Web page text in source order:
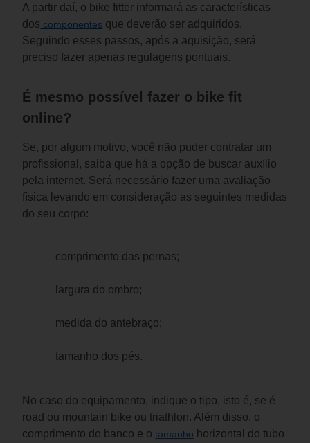
A partir daí, o bike fitter informará as características
dos componentes que deverão ser adquiridos.
Seguindo esses passos, após a aquisição, será
preciso fazer apenas regulagens pontuais.
É mesmo possível fazer o bike fit
online?
Se, por algum motivo, você não puder contratar um
profissional, saiba que há a opção de buscar auxílio
pela internet. Será necessário fazer uma avaliação
física levando em consideração as seguintes medidas
do seu corpo:
comprimento das pernas;
largura do ombro;
medida do antebraço;
tamanho dos pés.
No caso do equipamento, indique o tipo, isto é, se é
road ou mountain bike ou triathlon. Além disso, o
comprimento do banco e o tamanho horizontal do tubo